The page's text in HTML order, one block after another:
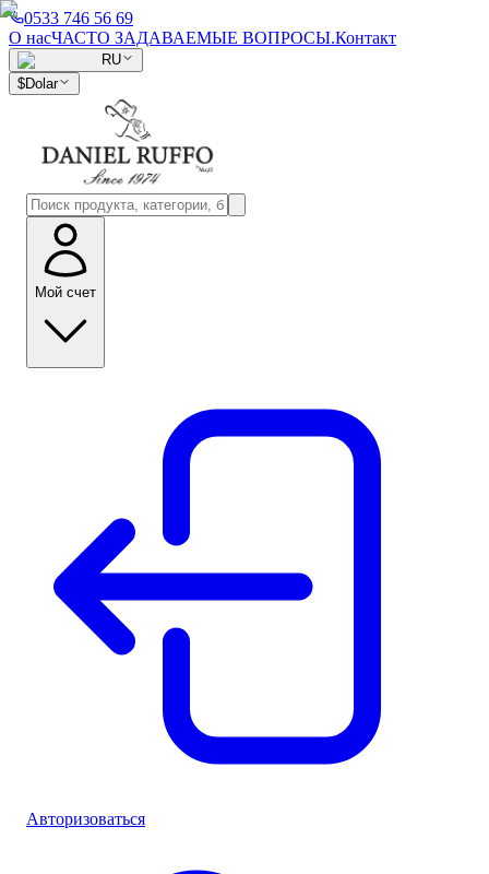
0533 746 56 69
О насЧАСТО ЗАДАВАЕМЫЕ ВОПРОСЫ.Контакт
RU
$Dolar
Мой счет
Авторизоваться